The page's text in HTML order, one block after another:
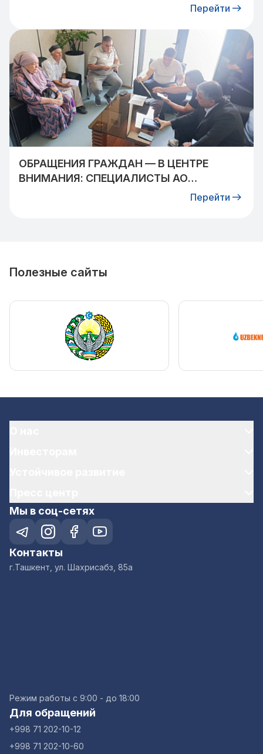
Перейти
ОБРАЩЕНИЯ ГРАЖДАН — В ЦЕНТРЕ
ВНИМАНИЯ: СПЕЦИАЛИСТЫ АО
«УЗТРАНСГАЗ» ВСТРЕТИЛИСЬ СПерейти
Полезные сайты
Мы в соц-сетях
Контакты
г.Ташкент, ул. Шахрисабз, 85а
Режим работы с 9:00 - до 18:00
Для обращений
+998 71 202-10-12
+998 71 202-10-60